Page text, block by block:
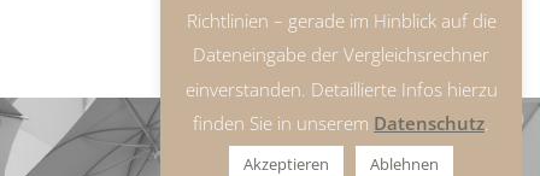
Richtlinien – gerade im Hinblick auf die
Dateneingabe der Vergleichsrechner
einverstanden. Detaillierte Infos hierzu
finden Sie in unserem Datenschutz.
Akzeptieren Ablehnen